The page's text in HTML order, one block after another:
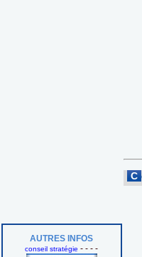
AUTRES INFOS
conseil stratégie - - - -
C